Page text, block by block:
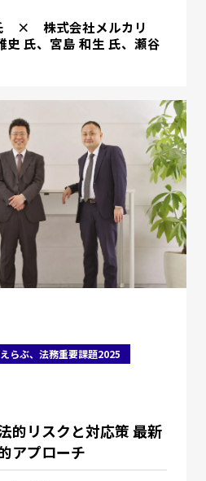
× 株式会社メルカリ
史 氏、宮島 和生 氏、瀬谷
らぶ、法務重要課題2025
的リスクと対応策 最新
アプローチ